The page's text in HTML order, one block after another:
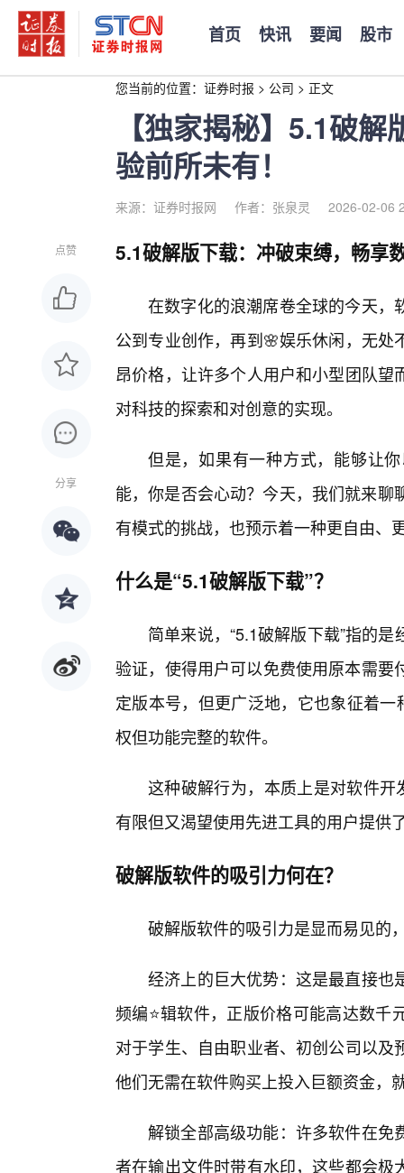
首页 快讯 要闻 股市
您当前的位置： 证券时报 > 公司 > 正文
【独家揭秘】5.1破
验前所未有！
来源：证券时报网 作者：张泉灵 2026-02-06
点赞
分享
5.1破解版下载：冲破束缚，畅享
在数字化的浪潮席卷全球的今天，
公到专业创作，再到🌸娱乐休闲，无
昂价格，让许多个人用户和小型团队
对科技的探索和对创意的实现。
但是，如果有一种方式，能够让
能，你是否会心动？今天，我们就来聊
有模式的挑战，也预示着一种更自由、
什么是“5.1破解版下载”？
简单来说，“5.1破解版下载”指的
验证，使得用户可以免费使用原本需要
定版本号，但更广泛地，它也象征着
权但功能完整的软件。
这种破解行为，本质上是对软件开
有限但又渴望使用先进工具的用户提供
破解版软件的吸引力何在？
破解版软件的吸引力是显而易见的
经济上的巨大优势：这是最直接也
频编⭐辑软件，正版价格可能高达数
对于学生、自由职业者、初创公司以
他们无需在软件购买上投入巨额资金，
解锁全部高级功能：许多软件在免
者在输出文件时带有水印，这些都会